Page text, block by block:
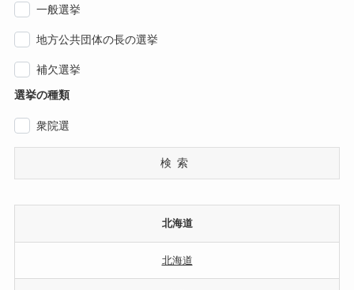
一般選挙
地方公共団体の長の選挙
補欠選挙
選挙の種類
衆院選
検索
北海道
北海道